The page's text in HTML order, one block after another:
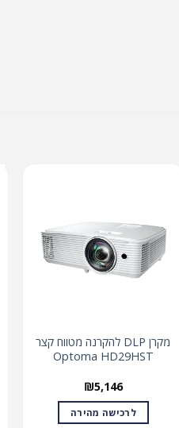
מקרן DLP להקרנה מטווח קצר
Optoma HD29HST
₪5,146
לרכישה מהירה